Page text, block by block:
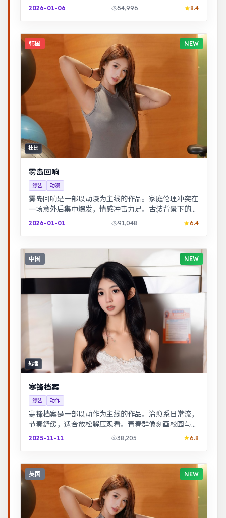
的小人物命运，细节考究，叙事沉稳。
2026-01-06 54,996 8.4
韩国 NEW
杜比
雾岛回响
综艺 动漫
雾岛回响是一部以动漫为主线的作品。家庭伦理冲突在
一场意外后集中爆发，情感冲击力足。古装背景下的人
性博弈，群像刻画细腻，权谋与情感并重。
2026-01-01 91,048 6.4
中国 NEW
热播
寒锋档案
综艺 动作
寒锋档案是一部以动作为主线的作品。治愈系日常流，
节奏舒缓，适合放松解压观看。青春群像刻画校园与初
入社会的迷茫，细腻温暖。
2025-11-11 38,205 6.8
英国 NEW